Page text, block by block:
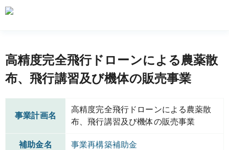
高精度完全飛行ドローンによる農薬散
布、飛行講習及び機体の販売事業
事業計画名
高精度完全飛行ドローンによる農薬散
布、飛行講習及び機体の販売事業
補助金名 事業再構築補助金